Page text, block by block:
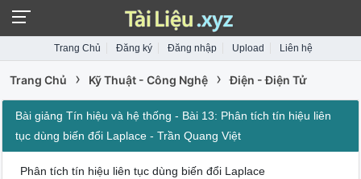
Trang Chủ Đăng ký Đăng nhập Upload Liên hệ
Trang Chủ › Kỹ Thuật - Công Nghệ › Điện - Điện Tử
Bài giảng Tín hiệu và hệ thống - Bài 13: Phân tích tín hiệu liên
tục dùng biến đổi Laplace - Trần Quang Việt
Phân tích tín hiệu liên tục dùng biến đổi Laplace